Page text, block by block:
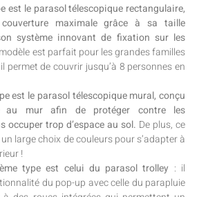
est le parasol télescopique rectangulaire,
maximale grâce à sa taille
système innovant de fixation sur les
est parfait pour les grandes familles
permet de couvrir jusqu’à 8 personnes en
est le parasol télescopique mural, conçu
au mur afin de protéger contre les
occuper trop d’espace au sol. De plus, ce
large choix de couleurs pour s’adapter à
!
type est celui du parasol trolley : il
du pop-up avec celle du parapluie